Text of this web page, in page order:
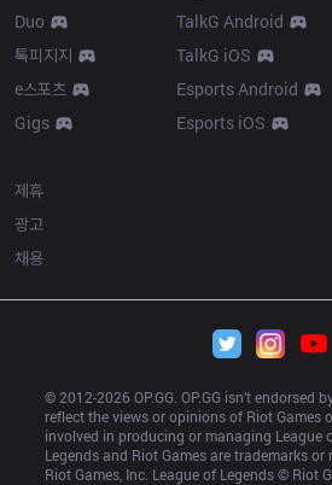
Duo
톡피지지
e스포츠
Gigs
TalkG Android
TalkG iOS
Esports Android
Esports iOS
제휴
광고
채용
© 2012-2026 OP.GG. OP.GG isn’t endorsed
reflect the views or opinions of Riot Games
involved in producing or managing League
Legends and Riot Games are trademarks
Riot Games, Inc. League of Legends © Riot